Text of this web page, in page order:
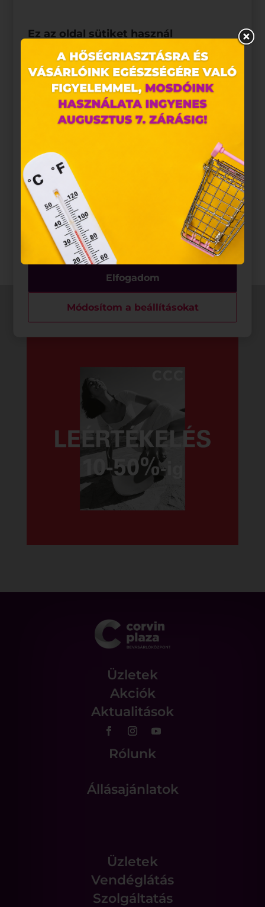
Üzletek
Akciók
Aktualitások
Rólunk
Állásajánlatok
Üzletek
Vendéglátás
Szolgáltatás
Ez az oldal sütiket használ
Weboldalunkon „cookie"-kat (továbbiakban „süti")
alkalmazunk. Ezek olyan fájlok, melyek információt
tárolnak webes böngészőjében. Ehhez az Ön
hozzájárulása szükséges.
A „sütiket" az elektronikus hírközlésről szóló 2003.
összefüggő szolgáltatások egyes kérdéseiről szóló
2001. évi CVIII. törvény, valamint az Európai Unió
előírásainak megfelelően használjuk. Azon
weblapoknak, melyek az Európai Unió országain
belül működnek, a „sütik" használatához, és
ezeknek a felhasználó számítógépén vagy egyéb
eszközén történő tárolásához a felhasználók
hozzájárulását kell kérniük.
Elfogadom
Módosítom a beállításokat